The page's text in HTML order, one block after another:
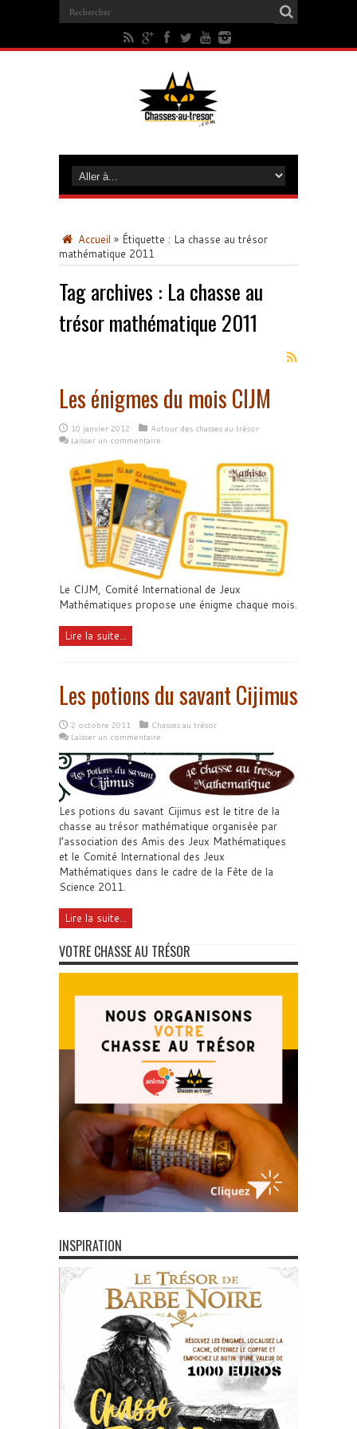
Accueil » Étiquette : La chasse au trésor
mathématique 2011
Tag archives : La chasse au
trésor mathématique 2011
Les énigmes du mois CIJM
10 janvier 2012
Autour des chasses au trésor
Laisser un commentaire
Le CIJM, Comité International de Jeux
Mathématiques propose une énigme chaque mois.
Lire la suite...
Les potions du savant Cijimus
2 octobre 2011
Chasses au trésor
Laisser un commentaire
Les potions du savant Cijimus est le titre de la
chasse au trésor mathématique organisée par
l’association des Amis des Jeux Mathématiques
et le Comité International des Jeux
Mathématiques dans le cadre de la Fête de la
Science 2011.
Lire la suite...
VOTRE CHASSE AU TRÉSOR
INSPIRATION